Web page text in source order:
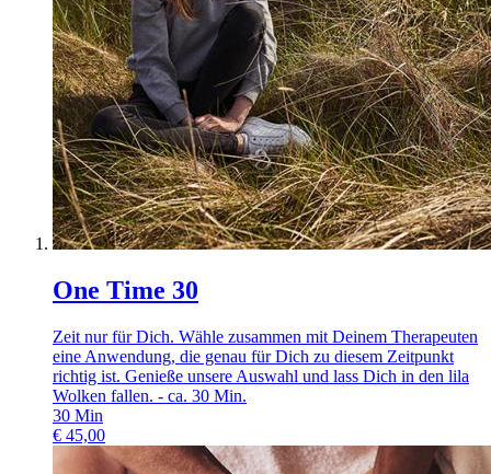
One Time 30
Zeit nur für Dich. Wähle zusammen mit Deinem Therapeuten
eine Anwendung, die genau für Dich zu diesem Zeitpunkt
richtig ist. Genieße unsere Auswahl und lass Dich in den lila
Wolken fallen. - ca. 30 Min.
30 Min
€ 45,00